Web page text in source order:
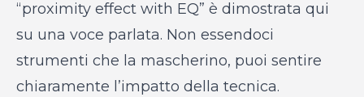
“proximity effect with EQ” è dimostrata qui
su una voce parlata. Non essendoci
strumenti che la mascherino, puoi sentire
chiaramente l’impatto della tecnica.